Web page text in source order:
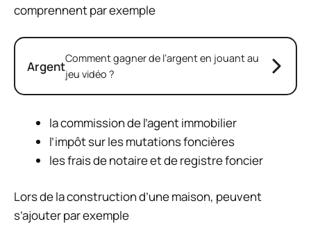
comprennent par exemple
ArgentComment gagner de l’argent en jouant au
jeu vidéo ?
la commission de l’agent immobilier
l’impôt sur les mutations foncières
les frais de notaire et de registre foncier
Lors de la construction d’une maison, peuvent
s’ajouter par exemple